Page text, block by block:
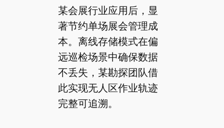
某会展行业应用后，显
著节约单场展会管理成
本。离线存储模式在偏
远巡检场景中确保数据
不丢失，某勘探团队借
此实现无人区作业轨迹
完整可追溯。